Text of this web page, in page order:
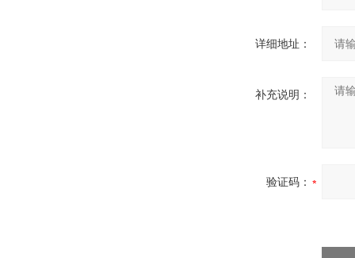
详细地址：
补充说明：
验证码：